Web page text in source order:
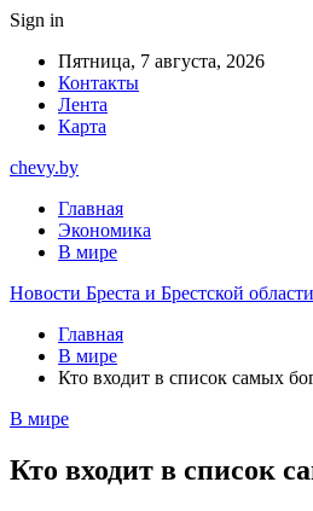
Sign in
Пятница, 7 августа, 2026
Контакты
Лента
Карта
chevy.by
Главная
Экономика
В мире
Новости Бреста и Брестской области
Главная
В мире
Кто входит в список самых
В мире
Кто входит в список